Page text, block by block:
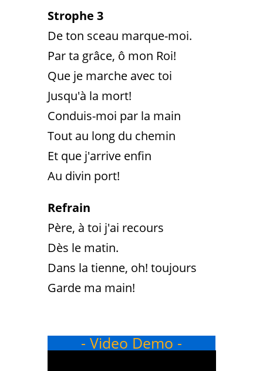
Strophe 3
De ton sceau marque-moi.
Par ta grâce, ô mon Roi!
Que je marche avec toi
Jusqu'à la mort!
Conduis-moi par la main
Tout au long du chemin
Et que j'arrive enfin
Au divin port!
Refrain
Père, à toi j'ai recours
Dès le matin.
Dans la tienne, oh! toujours
Garde ma main!
- Video Demo -